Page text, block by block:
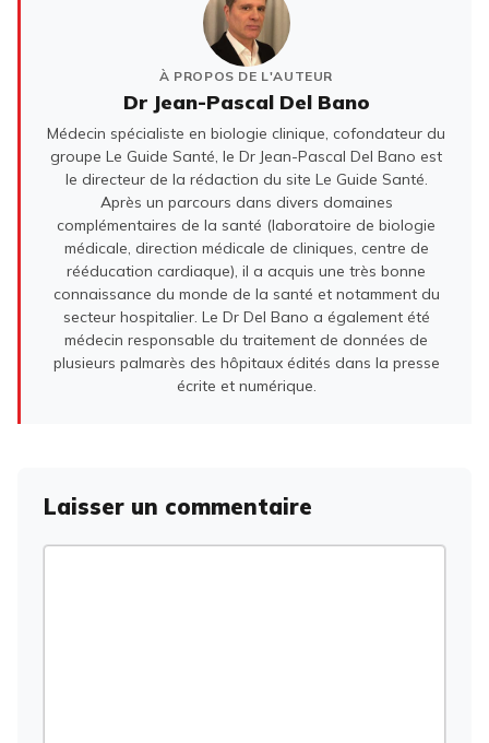
À PROPOS DE L'AUTEUR
Dr Jean-Pascal Del Bano
Médecin spécialiste en biologie clinique, cofondateur du
groupe Le Guide Santé, le Dr Jean-Pascal Del Bano est
le directeur de la rédaction du site Le Guide Santé.
Après un parcours dans divers domaines
complémentaires de la santé (laboratoire de biologie
médicale, direction médicale de cliniques, centre de
rééducation cardiaque), il a acquis une très bonne
connaissance du monde de la santé et notamment du
secteur hospitalier. Le Dr Del Bano a également été
médecin responsable du traitement de données de
plusieurs palmarès des hôpitaux édités dans la presse
écrite et numérique.
Laisser un commentaire